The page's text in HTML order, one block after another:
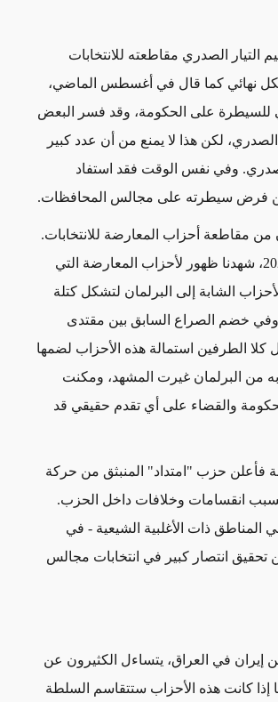
الصدري مقاطعته للانتخابات
بشكل نهائي كما قال في أغسطس الماضي،
للسيطرة على الحكومة، وقد فسر البعض
لكن هذا لا يمنع من أن عدد كبير
وفي نفس الوقت فقد استفاد
فرض سيطرته على مجالس المحافظات.
من مقاطعة أحزاب المعارضة للانتخابات.
في الانتخابات البرلمانية التي تم إجراؤها في أكتوبر 2021، شهدنا ظهور لأحزاب المعارضة التي
الشابة إلى البرلمان لتشكل كتلة
وفي خضم الصراع السابق بين مقتدى
لتشكيل الحكومة في عام 2021، حاول كلا الطرفين استمالة هذه الأحزاب لضمها
من البرلمان غيرت المشهد، ومكنت
والقضاء على أي تقدم حقيقي قد
فأعلن حزب "امتداد" المنبثق من حركة
بسبب انقسامات وخلافات داخل الحزب.
المناطق ذات الأغلبية الشيعية - في
تحقيق انتصار كبير في انتخابات مجالس
إيران في العراق، يتساءل الكثيرون عن
إذا كانت هذه الأحزاب ستتقاسم السلطة